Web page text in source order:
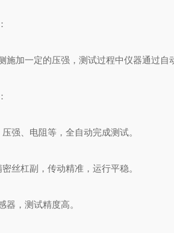
加一定的压强，测试过程中仪器通过自
强、电阻等，全自动完成测试。
丝杠副，传动精准，运行平稳。
，测试精度高。